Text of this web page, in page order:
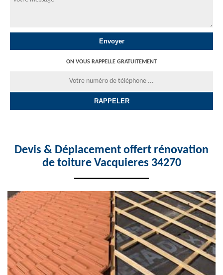
ON VOUS RAPPELLE GRATUITEMENT
Devis & Déplacement offert rénovation
de toiture Vacquieres 34270